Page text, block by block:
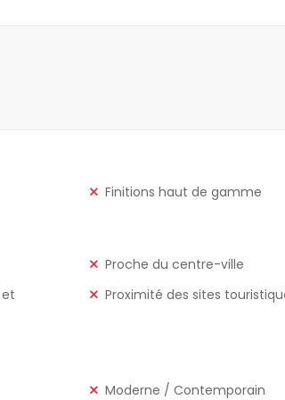
Finitions haut de gamme
Proche du centre-ville
Proximité des sites
Moderne / Contemporain